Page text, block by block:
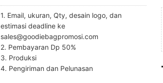
1. Email, ukuran, Qty, desain logo, dan
estimasi deadline ke
sales@goodiebagpromosi.com
2. Pembayaran Dp 50%
3. Produksi
4. Pengiriman dan Pelunasan